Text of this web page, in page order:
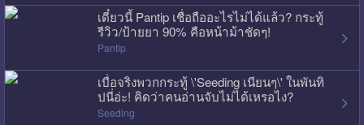
เดี๋ยวนี้ Pantip เชื่อถืออะไรไม่ได้แล้ว? กระทู้
รีวิว/ป้ายยา 90% คือหน้าม้าชัดๆ!
Pantip
เบื่อจริงพวกกระทู้ \'Seeding เนียนๆ\' ในพันทิ
ปนี่อ่ะ! คิดว่าคนอ่านจับไม่ได้เหรอไง?
Seeding